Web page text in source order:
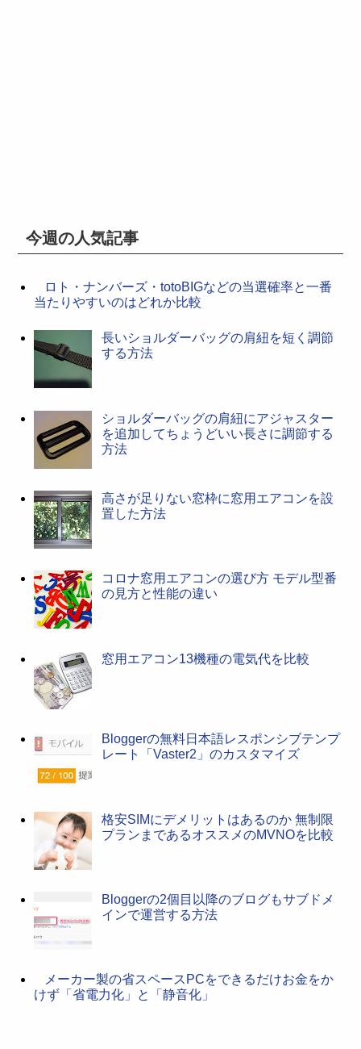
今週の人気記事
ロト・ナンバーズ・totoBIGなどの当選確率と一番
当たりやすいのはどれか比較
長いショルダーバッグの肩紐を短く調節
する方法
ショルダーバッグの肩紐にアジャスター
を追加してちょうどいい長さに調節する
方法
高さが足りない窓枠に窓用エアコンを設
置した方法
コロナ窓用エアコンの選び方 モデル型番
の見方と性能の違い
窓用エアコン13機種の電気代を比較
Bloggerの無料日本語レスポンシブテンプ
レート「Vaster2」のカスタマイズ
格安SIMにデメリットはあるのか 無制限
プランまであるオススメのMVNOを比較
Bloggerの2個目以降のブログもサブドメ
インで運営する方法
メーカー製の省スペースPCをできるだけお金をか
けず「省電力化」と「静音化」